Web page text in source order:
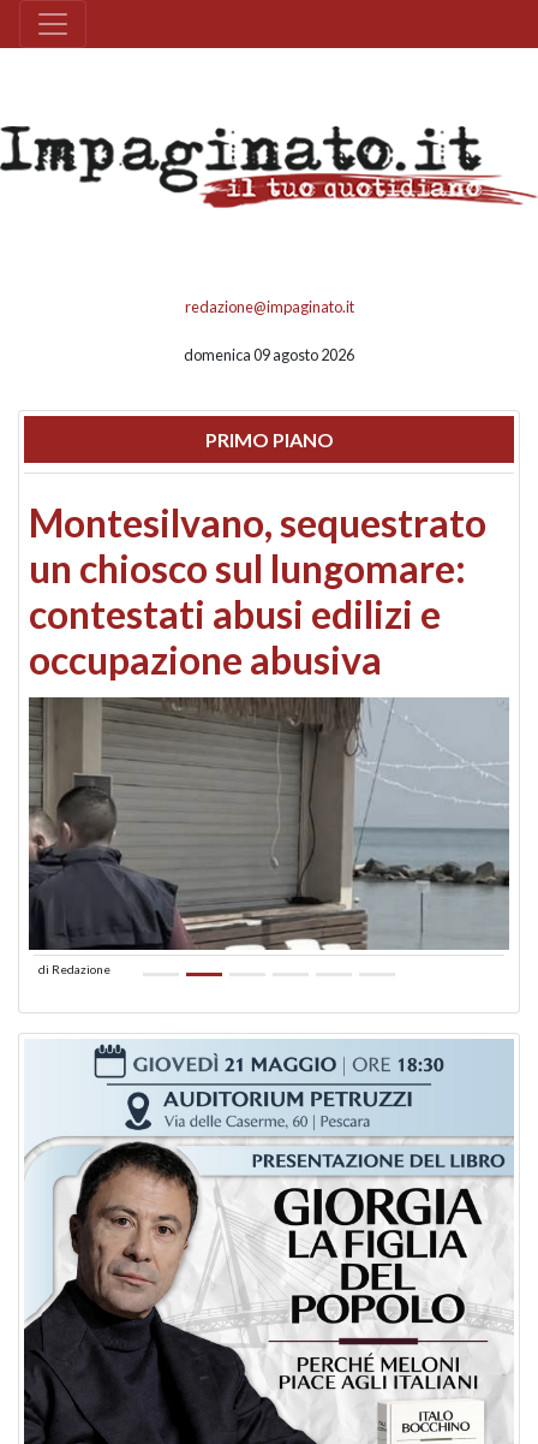
redazione@impaginato.it
domenica 09 agosto 2026
PRIMO PIANO
Montesilvano, sequestrato
un chiosco sul lungomare:
contestati abusi edilizi e
occupazione abusiva
di Redazione